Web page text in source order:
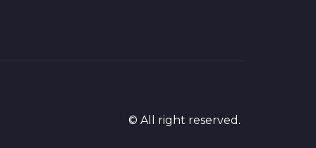
© All right reserved.